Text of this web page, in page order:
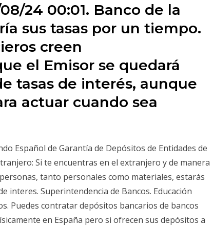
24 00:01. Banco de la
sus tasas por un tiempo.
creen
el Emisor se quedará
tasas de interés, aunque
actuar cuando sea
Español de Garantía de Depósitos de Entidades de
Si te encuentras en el extranjero y de manera
tanto personales como materiales, estarás
interes. Superintendencia de Bancos. Educación
Puedes contratar depósitos bancarios de bancos
en España pero si ofrecen sus depósitos a